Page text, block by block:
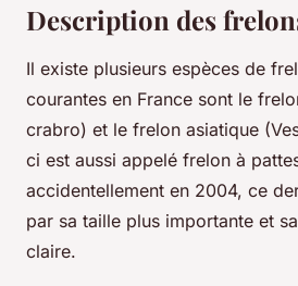
Description des
Il existe plusieurs espèces de
courantes en France sont le
crabro) et le frelon asiatique
ci est aussi appelé frelon à
accidentellement en 2004, ce
par sa taille plus importante et
claire.